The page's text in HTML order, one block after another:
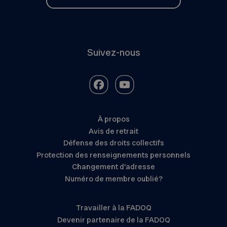
Suivez-nous
À propos
Avis de retrait
Défense des droits collectifs
Protection des renseignements personnels
Changement d’adresse
Numéro de membre oublié?
Travailler à la FADOQ
Devenir partenaire de la FADOQ